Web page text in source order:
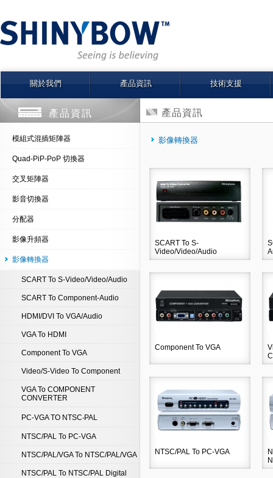
關於我們 產品資訊 技術支援
產品資訊
模組式混插矩陣器
Quad-PiP-PoP 切換器
交叉矩陣器
影音切換器
分配器
影像升頻器
影像轉換器
SCART To S-Video/Video/Audio
SCART To Component-Audio
HDMI/DVI To VGA/Audio
VGA To HDMI
Component To VGA
Video/S-Video To Component
VGA To COMPONENT
CONVERTER
PC-VGA TO NTSC‧PAL
NTSC/PAL To PC-VGA
NTSC/PAL/VGA To NTSC/PAL/VGA
NTSC/PAL To NTSC/PAL Digital
產品資訊
影像轉換器
SCART To S-
Video/Video/Audio
Component To VGA
NTSC/PAL To PC-VGA